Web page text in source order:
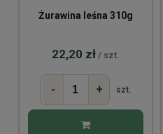
Żurawina leśna 310g
22,20 zł / szt.
- + szt.